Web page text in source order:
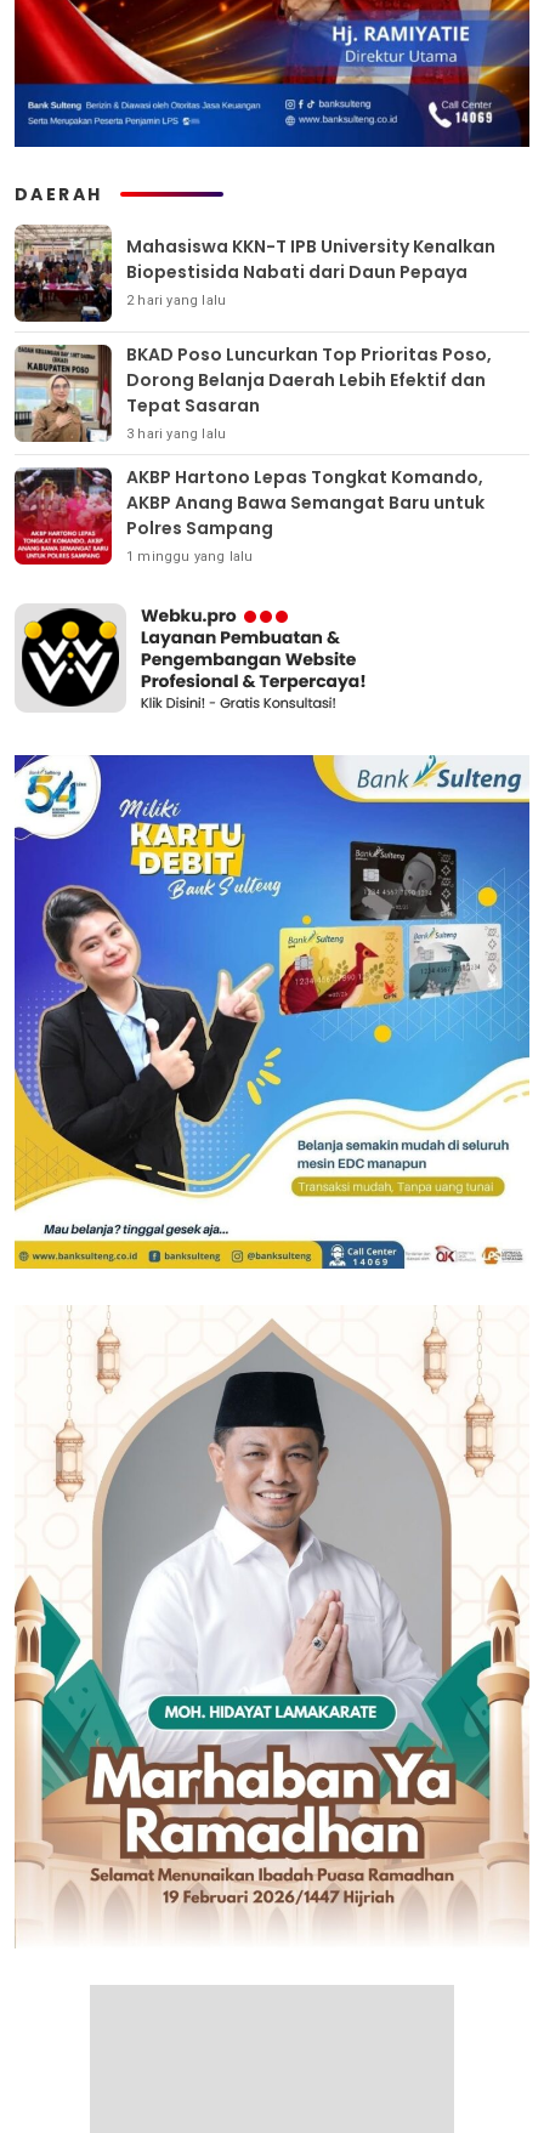
DAERAH
Mahasiswa KKN-T IPB University Kenalkan
Biopestisida Nabati dari Daun Pepaya
2 hari yang lalu
BKAD Poso Luncurkan Top Prioritas Poso,
Dorong Belanja Daerah Lebih Efektif dan
Tepat Sasaran
3 hari yang lalu
AKBP Hartono Lepas Tongkat Komando,
AKBP Anang Bawa Semangat Baru untuk
Polres Sampang
1 minggu yang lalu